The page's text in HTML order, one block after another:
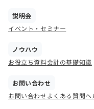
説明会
イベント・セミナー
ノウハウ
お役立ち資料会計の基礎知識
お問い合わせ
お問い合わせよくある質問ヘ